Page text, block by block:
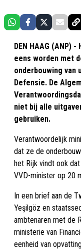
DEN HAAG (ANP)
eens worden met
onderbouwing van
Defensie. De
niet bij alle
gebruiken.
Verantwoordelijk
dat ze de
het Rijk vindt ook
VVD-minister op 20
In een brief aan de
Yeşilgöz en
ambtenaren met de
ministerie van
eenheid van